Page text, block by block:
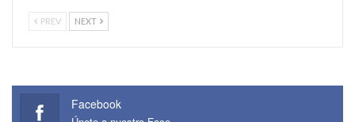
PREV NEXT
Facebook